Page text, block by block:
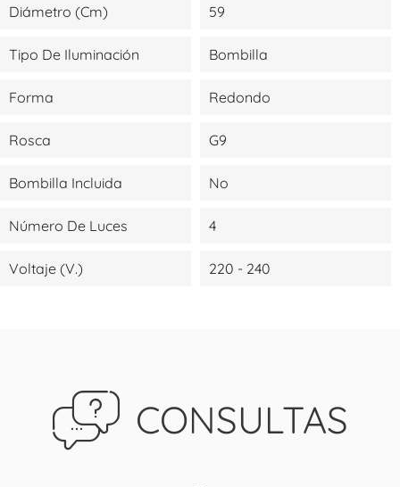
Diámetro (cm) 59
Tipo De Iluminación Bombilla
Forma Redondo
Rosca G9
Bombilla Incluida No
Número De Luces 4
Voltaje (V.) 220 - 240
CONSULTAS